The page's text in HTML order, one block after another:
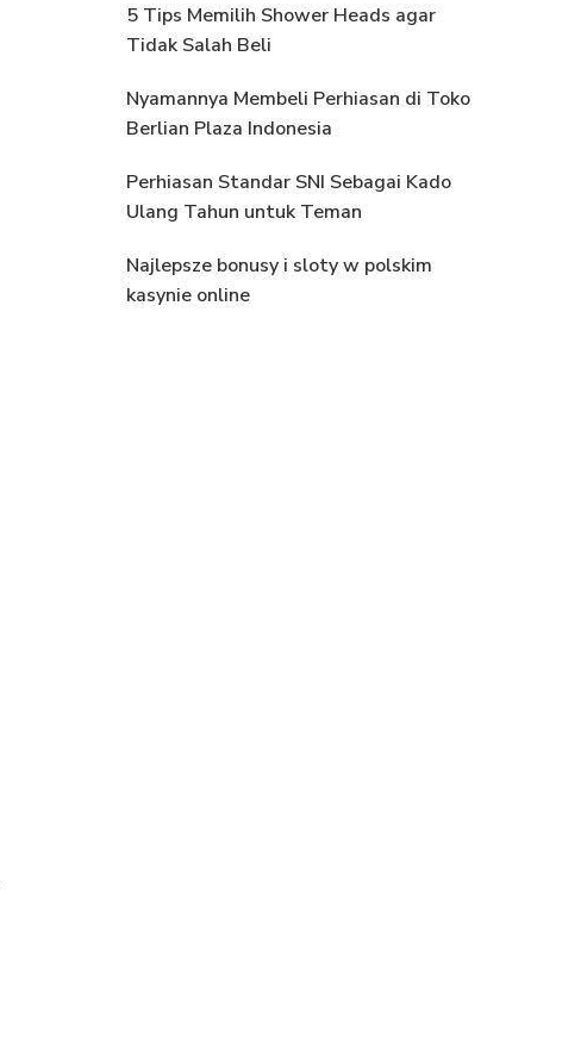
5 Tips Memilih Shower Heads agar
Tidak Salah Beli
Nyamannya Membeli Perhiasan di Toko
Berlian Plaza Indonesia
Perhiasan Standar SNI Sebagai Kado
Ulang Tahun untuk Teman
Najlepsze bonusy i sloty w polskim
kasynie online